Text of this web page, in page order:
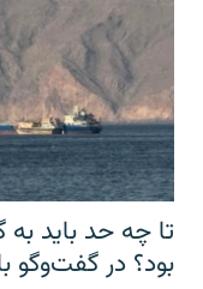
تا چه حد باید
بود؟ در گفت‌وگو